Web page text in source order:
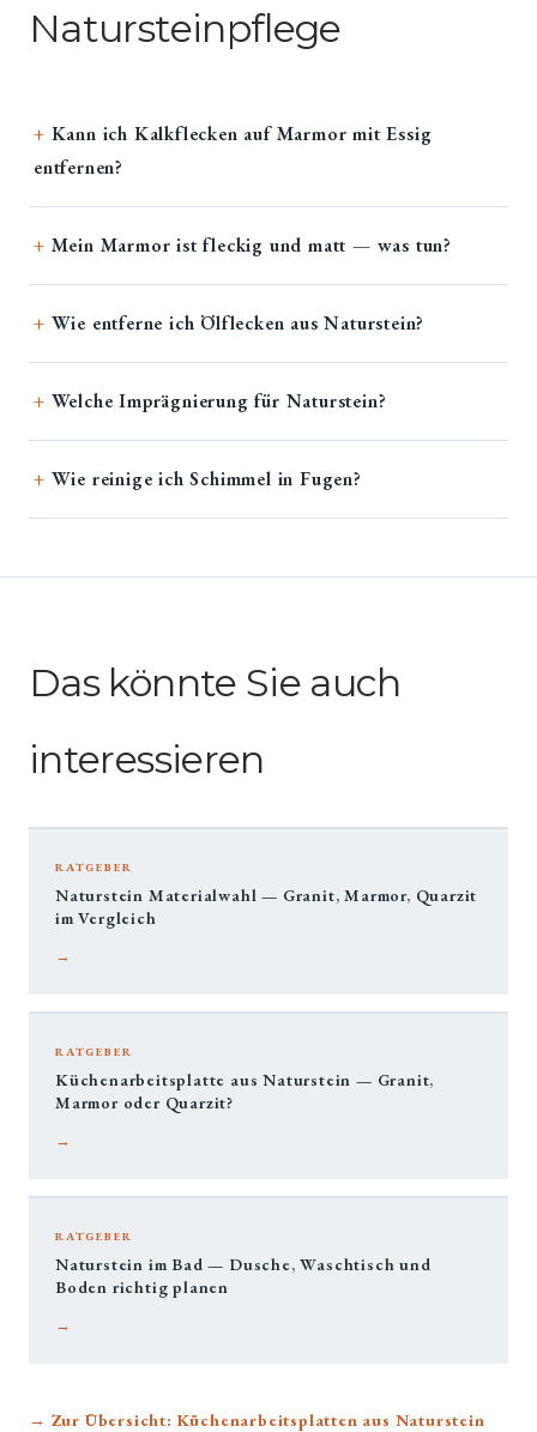
Natursteinpflege
Kann ich Kalkflecken auf Marmor mit Essig
entfernen?
Mein Marmor ist fleckig und matt — was tun?
Wie entferne ich Ölflecken aus Naturstein?
Welche Imprägnierung für Naturstein?
Wie reinige ich Schimmel in Fugen?
Das könnte Sie auch
interessieren
RATGEBER
Naturstein Materialwahl — Granit, Marmor, Quarzit
im Vergleich
→
RATGEBER
Küchenarbeitsplatte aus Naturstein — Granit,
Marmor oder Quarzit?
→
RATGEBER
Naturstein im Bad — Dusche, Waschtisch und
Boden richtig planen
→
→ Zur Übersicht: Küchenarbeitsplatten aus Naturstein